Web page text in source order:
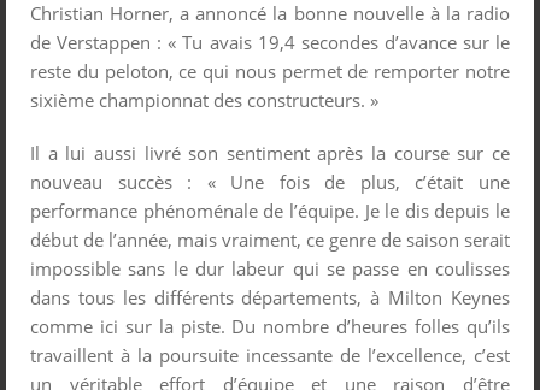
Christian Horner, a annoncé la bonne nouvelle à la radio
de Verstappen : « Tu avais 19,4 secondes d’avance sur le
reste du peloton, ce qui nous permet de remporter notre
sixième championnat des constructeurs. »
Il a lui aussi livré son sentiment après la course sur ce
nouveau succès : « Une fois de plus, c’était une
performance phénoménale de l’équipe. Je le dis depuis le
début de l’année, mais vraiment, ce genre de saison serait
impossible sans le dur labeur qui se passe en coulisses
dans tous les différents départements, à Milton Keynes
comme ici sur la piste. Du nombre d’heures folles qu’ils
travaillent à la poursuite incessante de l’excellence, c’est
un véritable effort d’équipe et une raison d’être